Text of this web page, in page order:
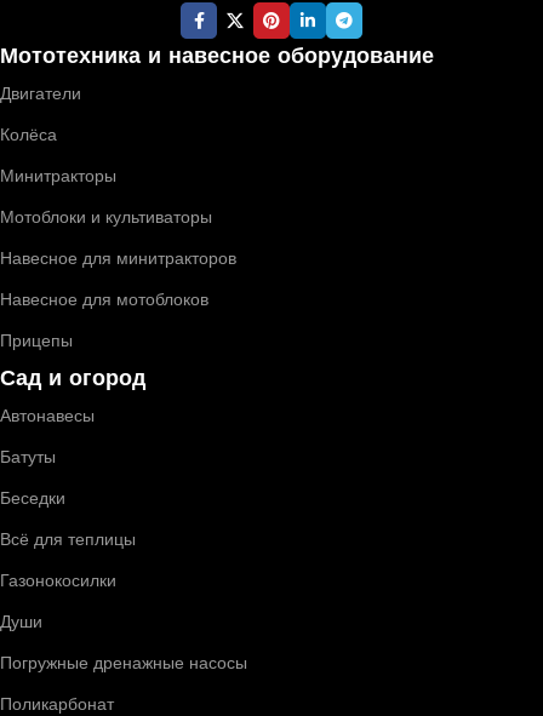
Мототехника и навесное оборудование
Двигатели
Колёса
Минитракторы
Мотоблоки и культиваторы
Навесное для минитракторов
Навесное для мотоблоков
Прицепы
Сад и огород
Автонавесы
Батуты
Беседки
Всё для теплицы
Газонокосилки
Души
Погружные дренажные насосы
Поликарбонат